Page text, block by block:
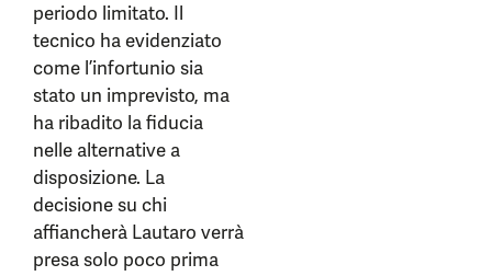
periodo limitato. Il
tecnico ha evidenziato
come l’infortunio sia
stato un imprevisto, ma
ha ribadito la fiducia
nelle alternative a
disposizione. La
decisione su chi
affiancherà Lautaro verrà
presa solo poco prima